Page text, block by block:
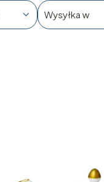
Wysyłka w